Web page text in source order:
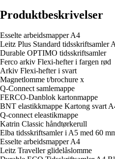
Produktbeskrivelser
Esselte arbeidsmapper A4
Leitz Plus Standard tidsskriftsamler
Durable OPTIMO tidsskriftsamler
Ferco arkiv Flexi-hefter i fargen rød
Arkiv Flexi-hefter i svart
Magnetlomme t/brochure x
Q-Connect samlemappe
FERCO-Danblok kartonmappe
BNT elastikkmappe Kartong svart
Q-connect eleastikmappe
Katrin Classic håndtørkerull
Elba tidsskriftsamler i A5 med 60
Esselte arbeidsmapper A4
Leitz Traveller glidelåslomme